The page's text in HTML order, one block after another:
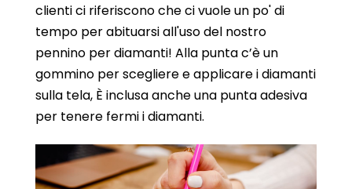
clienti ci riferiscono che ci vuole un po' di
tempo per abituarsi all'uso del nostro
pennino per diamanti! Alla punta c’è un
gommino per scegliere e applicare i diamanti
sulla tela, È inclusa anche una punta adesiva
per tenere fermi i diamanti.